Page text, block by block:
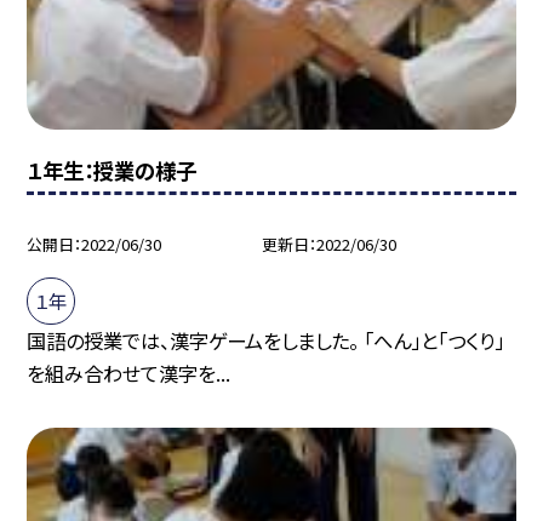
１年生：授業の様子
公開日 2022/06/30 更新日 2022/06/30
１年
国語の授業では、漢字ゲームをしました。 「へん」と「つくり」
を組み合わせて漢字を...